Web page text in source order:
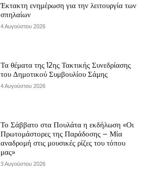
Έκτακτη ενημέρωση για την λειτουργία των
σπηλαίων
4 Αυγούστου 2026
Τα θέματα της 12ης Τακτικής Συνεδρίασης
του Δημοτικού Συμβουλίου Σάμης
4 Αυγούστου 2026
Το Σάββατο στα Πουλάτα η εκδήλωση «Οι
Πρωτομάστορες της Παράδοσης – Μία
αναδρομή στις μουσικές ρίζες του τόπου
μας»
3 Αυγούστου 2026